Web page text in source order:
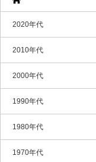
2020年代
2010年代
2000年代
1990年代
1980年代
1970年代